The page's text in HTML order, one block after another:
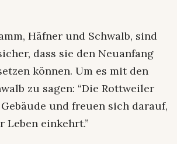
Häfner und Schwalb, sind
dass sie den Neuanfang
können. Um es mit den
zu sagen: “Die Rottweiler
und freuen sich darauf,
Leben einkehrt.”